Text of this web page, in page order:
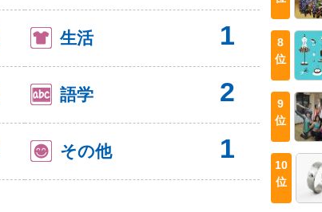
生活 1
語学 2
その他 1
8
位
9
位
10
位